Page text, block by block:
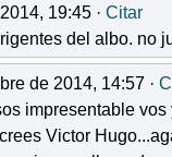
19:45 · Citar
del albo. no
de 2014, 14:57 ·
impresentable
Victor